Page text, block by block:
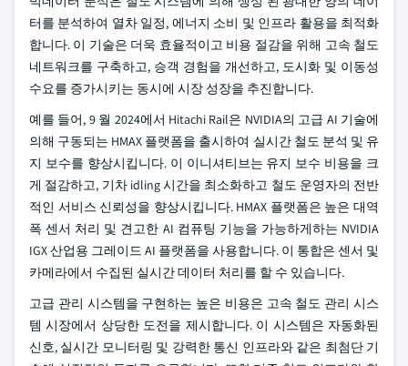
터를 분석하여 열차 일정, 에너지 소비 및 인프라 활용을 최적화
합니다. 이 기술은 더욱 효율적이고 비용 절감을 위해 고속 철도
네트워크를 구축하고, 승객 경험을 개선하고, 도시화 및 이동성
수요를 증가시키는 동시에 시장 성장을 추진합니다.
예를 들어, 9 월 2024에서 Hitachi Rail은 NVIDIA의 고급 AI 기술에
의해 구동되는 HMAX 플랫폼을 출시하여 실시간 철도 분석 및 유
지 보수를 향상시킵니다. 이 이니셔티브는 유지 보수 비용을 크
게 절감하고, 기차 idling 시간을 최소화하고 철도 운영자의 전반
적인 서비스 신뢰성을 향상시킵니다. HMAX 플랫폼은 높은 대역
폭 센서 처리 및 견고한 AI 컴퓨팅 기능을 가능하게하는 NVIDIA
IGX 산업용 그레이드 AI 플랫폼을 사용합니다. 이 통합은 센서 및
카메라에서 수집된 실시간 데이터 처리를 할 수 있습니다.
고급 관리 시스템을 구현하는 높은 비용은 고속 철도 관리 시스
템 시장에서 상당한 도전을 제시합니다. 이 시스템은 자동화된
신호, 실시간 모니터링 및 강력한 통신 인프라와 같은 최첨단 기